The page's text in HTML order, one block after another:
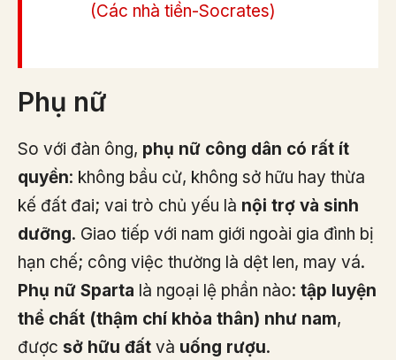
(Các nhà tiền-Socrates)
Phụ nữ
So với đàn ông, phụ nữ công dân có rất ít
quyền: không bầu cử, không sở hữu hay thừa
kế đất đai; vai trò chủ yếu là nội trợ và sinh
dưỡng. Giao tiếp với nam giới ngoài gia đình bị
hạn chế; công việc thường là dệt len, may vá.
Phụ nữ Sparta là ngoại lệ phần nào: tập luyện
thể chất (thậm chí khỏa thân) như nam,
được sở hữu đất và uống rượu.